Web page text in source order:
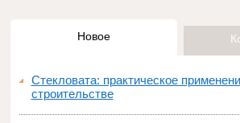
Новое
Стекловата: практическое
строительстве